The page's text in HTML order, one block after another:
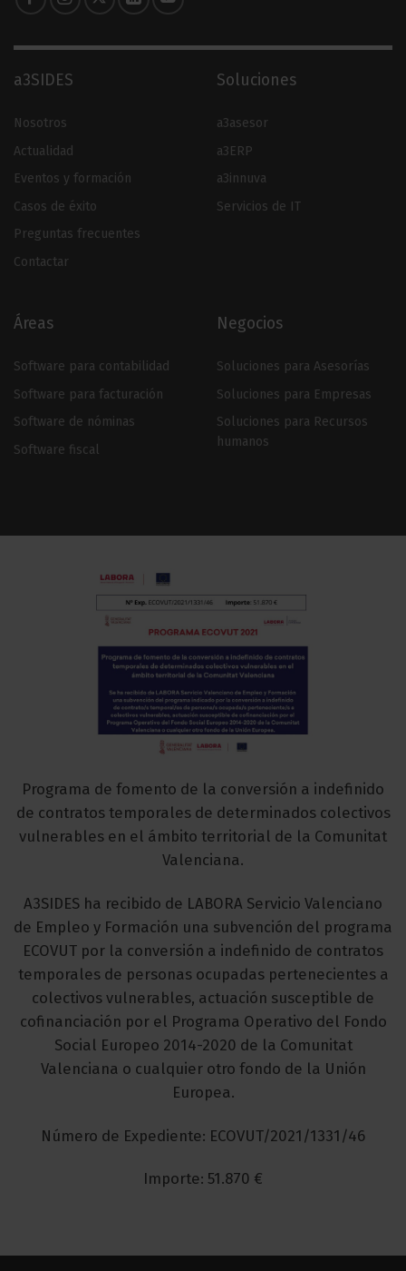
a3SIDES
Nosotros
Actualidad
Eventos y formación
Casos de éxito
Preguntas frecuentes
Contactar
Soluciones
a3asesor
a3ERP
a3innuva
Servicios de IT
Áreas
Software para contabilidad
Software para facturación
Software de nóminas
Software fiscal
Negocios
Soluciones para Asesorías
Soluciones para Empresas
Soluciones para Recursos
humanos
Programa de fomento de la conversión a indefinido
de contratos temporales de determinados colectivos
vulnerables en el ámbito territorial de la Comunitat
Valenciana.
A3SIDES ha recibido de LABORA Servicio Valenciano
de Empleo y Formación una subvención del programa
ECOVUT por la conversión a indefinido de contratos
temporales de personas ocupadas pertenecientes a
colectivos vulnerables, actuación susceptible de
cofinanciación por el Programa Operativo del Fondo
Social Europeo 2014-2020 de la Comunitat
Valenciana o cualquier otro fondo de la Unión
Europea.
Número de Expediente: ECOVUT/2021/1331/46
Importe: 51.870 €